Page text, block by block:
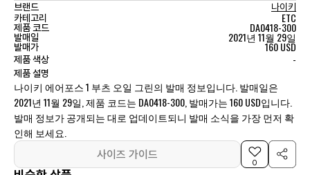
브랜드
나이키
카테고리
ETC
제품 코드 DA0418-300
발매일 2021년 11월 29일
발매가 160 USD
제품 색상 -
제품 설명
나이키 에어포스 1 부츠 오일 그린의 발매 정보입니다. 발매일은
2021년 11월 29일, 제품 코드는 DA0418-300, 발매가는 160 USD입니다.
발매 정보가 공개되는 대로 업데이트되니 발매 소식을 가장 먼저 확
인해 보세요.
사이즈 가이드
0